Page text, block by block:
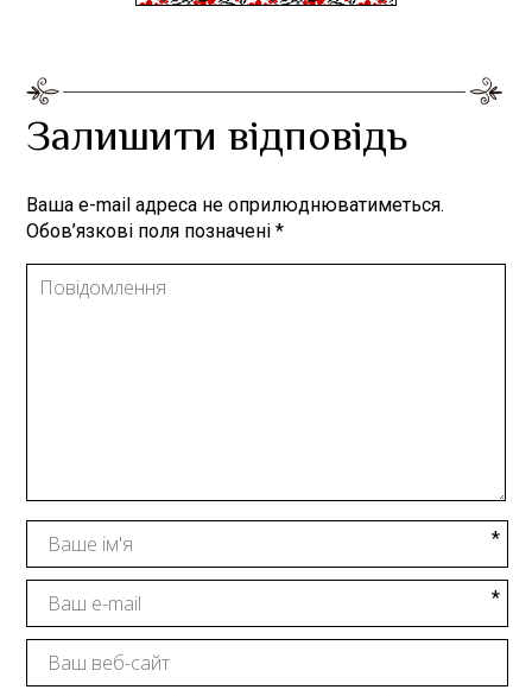
Залишити відповідь
Ваша e-mail адреса не оприлюднюватиметься.
Обов’язкові поля позначені*